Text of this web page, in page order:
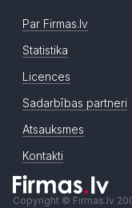
Par Firmas.lv
Statistika
Licences
Sadarbības partneri
Atsauksmes
Kontakti
Copyright © Firmas.lv